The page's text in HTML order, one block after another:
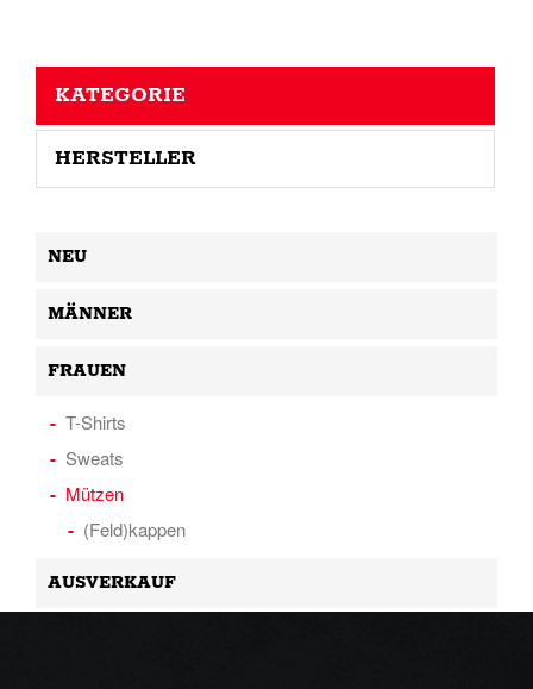
KATEGORIE
HERSTELLER
NEU
MÄNNER
FRAUEN
T-Shirts
Sweats
Mützen
(Feld)kappen
AUSVERKAUF